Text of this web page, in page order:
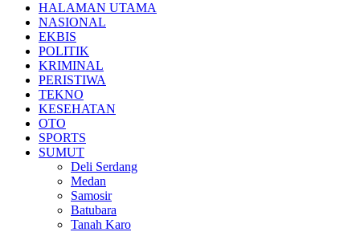
HALAMAN UTAMA
NASIONAL
EKBIS
POLITIK
KRIMINAL
PERISTIWA
TEKNO
KESEHATAN
OTO
SPORTS
SUMUT
Deli Serdang
Medan
Samosir
Batubara
Tanah Karo